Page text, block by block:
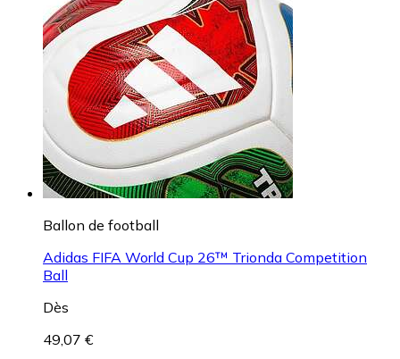
Ballon de football
Adidas FIFA World Cup 26™ Trionda Competition
Ball
Dès
49,07 €